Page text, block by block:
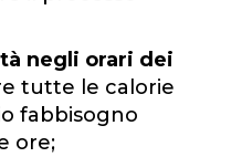
negli orari dei
tutte le calorie
fabbisogno
ore;